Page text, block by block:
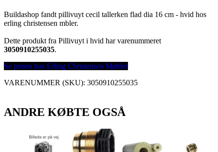
Buildashop fandt pillivuyt cecil tallerken flad dia 16 cm - hvid hos
erling christensen mbler.
Dette produkt fra Pillivuyt i hvid har varenummeret
3050910255035.
Se prisen hos Erling Christensen Møbler
VARENUMMER (SKU): 3050910255035
ANDRE KØBTE OGSÅ